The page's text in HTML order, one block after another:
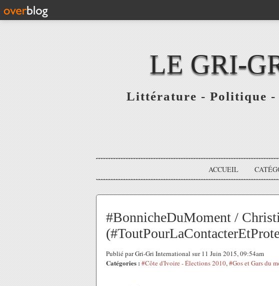
LE GRI-
Littérature - Politique -
ACCUEIL
#BonnicheDuMoment /
Publié par Gri-Gri International sur 11 Juin 2015, 09:54am
Catégories : #Côte d'Ivoire - Élections 2010,#Gos et Gars du